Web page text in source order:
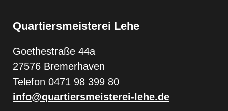
Quartiersmeisterei Lehe
Goethestraße 44a
27576 Bremerhaven
Telefon 0471 98 399 80
info@quartiersmeisterei-lehe.de